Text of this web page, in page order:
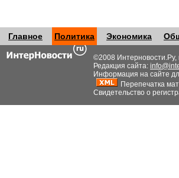
Главное Политика Экономика
©2008 Интерновости.Ру,
Редакция сайта:
Информация на сайте
Перепечатка
Свидетельство о